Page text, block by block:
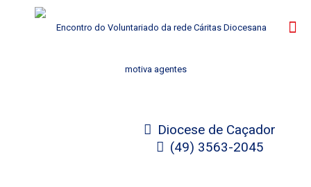
Diocese de Caçador
(49) 3563-2045